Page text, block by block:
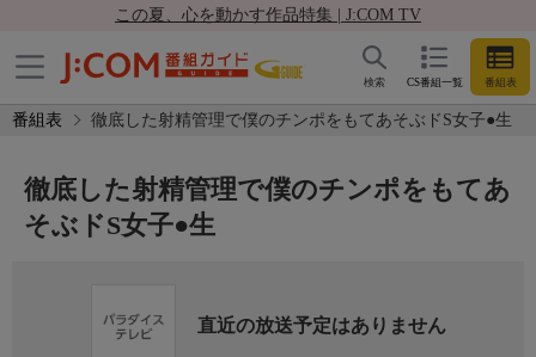
この夏、心を動かす作品特集 | J:COM TV
CS番組一覧 番組表
検索
番組表 徹底した射精管理で僕のチンポをもてあそぶドS女子●生
徹底した射精管理で僕のチンポをもてあ
そぶドS女子●生
直近の放送予定はありません